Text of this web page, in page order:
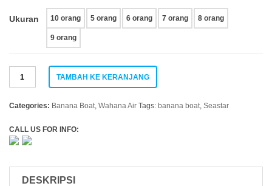
Ukuran 10 orang 5 orang 6 orang 7 orang 8 orang
9 orang
Perahu
Air
Seastar
TAMBAH KE KERANJANG
Categories: Banana Boat, Wahana Air Tags: banana boat, Seastar
CALL US FOR INFO:
DESKRIPSI